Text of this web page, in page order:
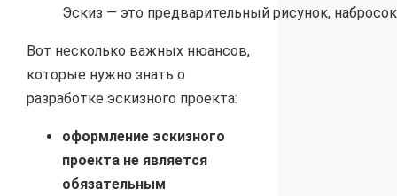
Эскиз — это предварительный рисунок,
Вот несколько важных нюансов,
которые нужно знать о
разработке эскизного проекта:
оформление эскизного
проекта не является
обязательным